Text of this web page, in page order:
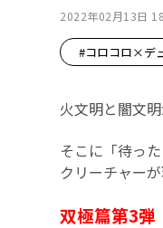
2022年02月13日
#コロコロ×デ
火文明と闇文
そこに「待っ
クリーチャー
双極篇第3